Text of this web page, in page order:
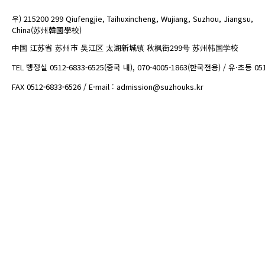
우) 215200 299 Qiufengjie, Taihuxincheng, Wujiang, Suzhou, Jiangsu,
China(苏州韓國學校)
中国 江苏省 苏州市 吴江区 太湖新城镇 秋枫街299号 苏州韩国学校
TEL 행정실 0512-6833-6525(중국 내), 070-4005-1863(한국전용) / 유·초등
FAX 0512-6833-6526 / E-mail : admission@suzhouks.kr